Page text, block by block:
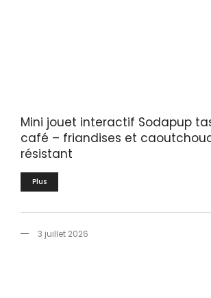
Mini jouet interactif Sodapup
café – friandises et
résistant
Plus
3 juillet 2026